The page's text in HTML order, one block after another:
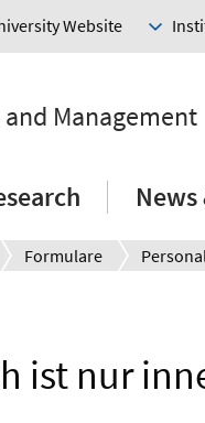
Website
Management
Formulare
ist nur